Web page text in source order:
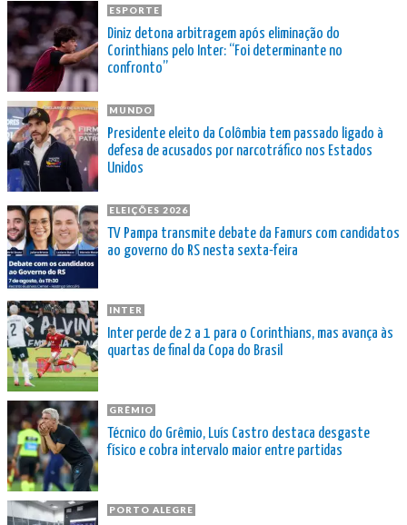
ESPORTE
Diniz detona arbitragem após eliminação do
Corinthians pelo Inter: “Foi determinante no
confronto”
MUNDO
Presidente eleito da Colômbia tem passado ligado à
defesa de acusados por narcotráfico nos Estados
Unidos
ELEIÇÕES 2026
TV Pampa transmite debate da Famurs com candidatos
ao governo do RS nesta sexta-feira
INTER
Inter perde de 2 a 1 para o Corinthians, mas avança às
quartas de final da Copa do Brasil
GRÊMIO
Técnico do Grêmio, Luís Castro destaca desgaste
físico e cobra intervalo maior entre partidas
PORTO ALEGRE